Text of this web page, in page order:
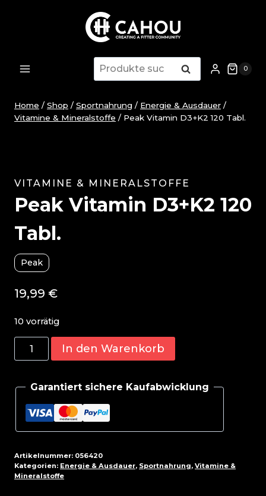
Suche
nach:
Suche 0
Home / Shop / Sportnahrung / Energie & Ausdauer /
Vitamine & Mineralstoffe / Peak Vitamin D3+K2 120 Tabl.
VITAMINE & MINERALSTOFFE
Peak Vitamin D3+K2 120
Tabl.
Peak
19,99 €
10 vorrätig
Peak
Vitamin
120
Tabl.
Menge
In den Warenkorb
Garantiert sichere Kaufabwicklung
Artikelnummer: 056420
Kategorien: Energie & Ausdauer, Sportnahrung, Vitamine &
Mineralstoffe